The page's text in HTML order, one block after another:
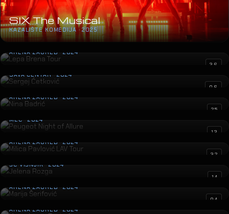
SIX The Musical
KAZALIŠTE KOMEDIJA · 2025
Lepa Brena Tour
ARENA ZAGREB · 2024
36
Sergej Ćetković
SAVA CENTAR · 2024
06
Nina Badrić
ARENA ZAGREB · 2024
25
Peugeot Night of Allure
MEC · 2024
13
Milica Pavlović LAV Tour
ARENA ZAGREB · 2024
32
Jelena Rozga
ŠC VIŠNJIK · 2024
14
Marija Šerifović
ARENA ZAGREB · 2024
04
Megadance Party 1
ARENA ZAGREB · 2024